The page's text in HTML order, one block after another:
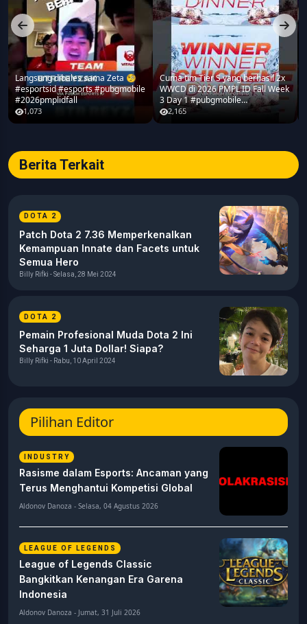
Langsung dibales sama Zeta 🧐
#esportsid #esports #pubgmobile
#2026pmplidfall
1,073
Cuma tim Tier S yang berhasil 2x
WWCD di 2026 PMPL ID Fall Week
3 Day 1 #pubgmobile
#2026pmplidfall
2,165
Berita Terkait
DOTA 2
Patch Dota 2 7.36 Memperkenalkan
Kemampuan Innate dan Facets untuk
Semua Hero
Billy Rifki - Selasa, 28 Mei 2024
DOTA 2
Pemain Profesional Muda Dota 2 Ini
Seharga 1 Juta Dollar! Siapa?
Billy Rifki - Rabu, 10 April 2024
Pilihan Editor
INDUSTRY
Rasisme dalam Esports: Ancaman yang
Terus Menghantui Kompetisi Global
Aldonov Danoza - Selasa, 04 Agustus 2026
LEAGUE OF LEGENDS
League of Legends Classic
Bangkitkan Kenangan Era Garena
Indonesia
Aldonov Danoza - Jumat, 31 Juli 2026